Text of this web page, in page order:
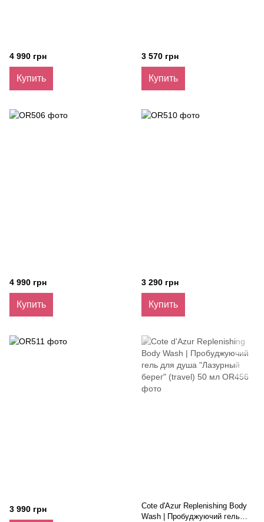
4 990 грн
Купить
3 570 грн
Купить
4 990 грн
Купить
3 290 грн
Купить
3 990 грн
Cote d'Azur Replenishing Body
Wash | Пробуджуючий гель